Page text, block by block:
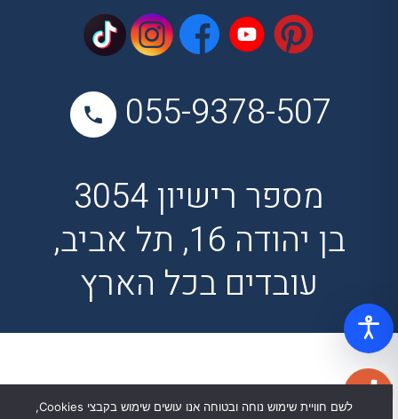
055-9378-507
מספר רישיון 3054
בן יהודה 16, תל אביב,
עובדים בכל הארץ
לשם חוויית שימוש נוחה ובטוחה אנו עושים שימוש בקבצי Cookies,